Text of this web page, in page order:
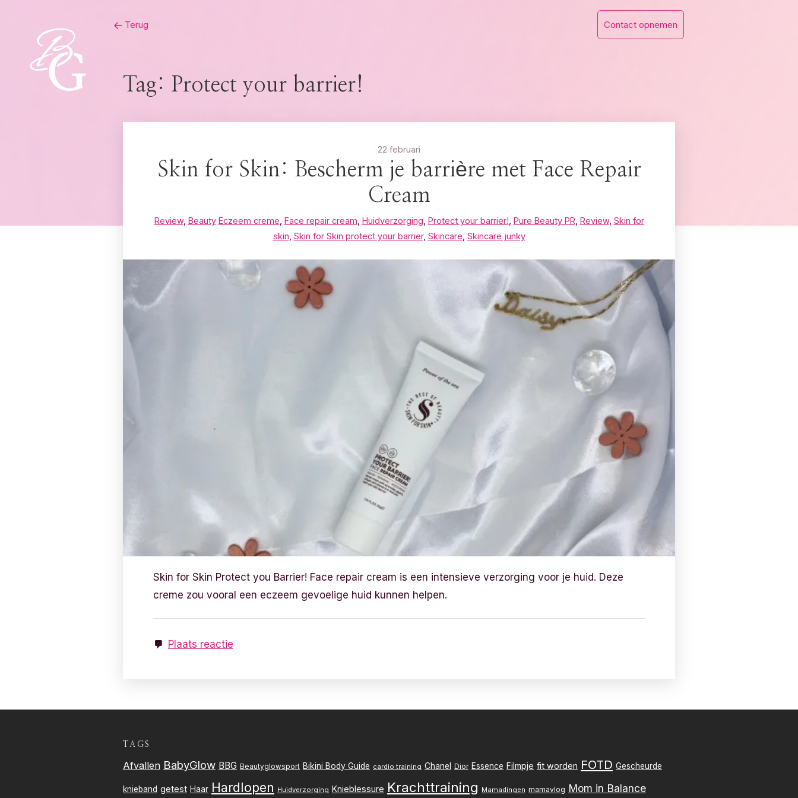
Terug Contact opnemen
Tag: Protect your barrier!
22 februari
Skin for Skin: Bescherm je barrière met Face Repair
Cream
Review, Beauty Eczeem creme Face repair cream Huidverzorging Protect your barrier! Pure Beauty PR Review, Skin for
skin Skin for Skin protect your barrier, Skincare Skincare junky
Skin for Skin Protect you Barrier! Face repair cream is een intensieve verzorging voor je huid. Deze
creme zou vooral een eczeem gevoelige huid kunnen helpen.
Plaats reactie
TAGS
Afvallen BabyGlow BBG Beautyglowsport Bikini Body Guide cardio training Chanel Dior Essence Filmpje fit worden FOTD Gescheurde
knieband getest Haar Hardlopen Huidverzorging Knieblessure Krachttraining Mamadingen mamavlog Mom in Balance